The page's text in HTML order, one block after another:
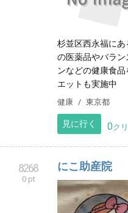
杉並区西永福に
の医薬品やバラ
ンなどの健康食
エットも実施中
健康 東京都
見に行く 0ク
8268
0 pt
にこ助産院